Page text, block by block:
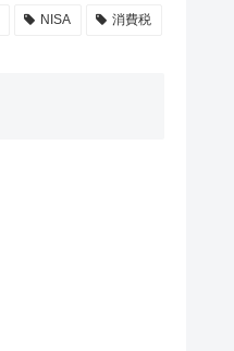
NISA 消費税